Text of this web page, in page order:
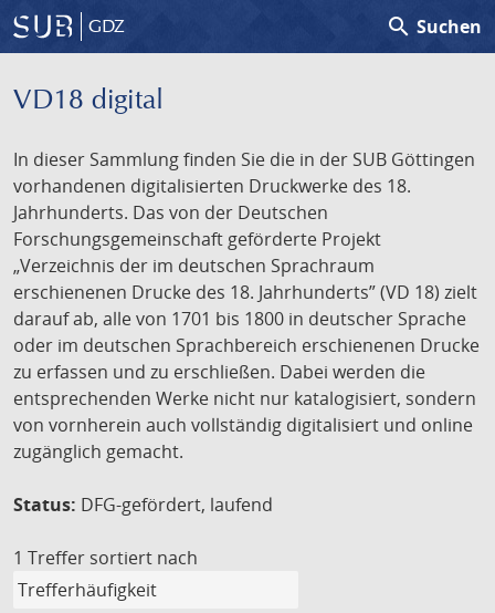
GDZ search Suchen
VD18 digital
In dieser Sammlung finden Sie die in der SUB Göttingen
vorhandenen digitalisierten Druckwerke des 18.
Jahrhunderts. Das von der Deutschen
Forschungsgemeinschaft geförderte Projekt
„Verzeichnis der im deutschen Sprachraum
erschienenen Drucke des 18. Jahrhunderts” (VD 18) zielt
darauf ab, alle von 1701 bis 1800 in deutscher Sprache
oder im deutschen Sprachbereich erschienenen Drucke
zu erfassen und zu erschließen. Dabei werden die
entsprechenden Werke nicht nur katalogisiert, sondern
von vornherein auch vollständig digitalisiert und online
zugänglich gemacht.
Status: DFG-gefördert, laufend
1 Treffer sortiert nach